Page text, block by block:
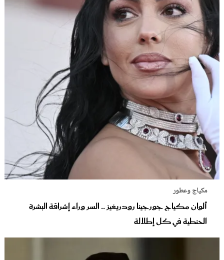
مكياج وعطور
ألوان مكياج جورجينا رودريغيز .. السر وراء إشراقة البشرة
الحنطية في كل إطلالة